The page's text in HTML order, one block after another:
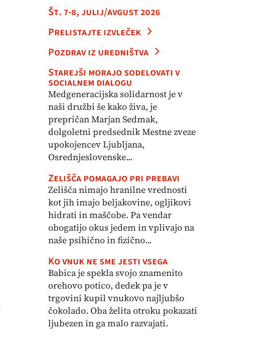
Št. 7-8, julij/avgust 2026
Prelistajte izvleček
Pozdrav iz uredništva
Starejši morajo sodelovati v
socialnem dialogu
Medgeneracijska solidarnost je v
naši družbi še kako živa, je
prepričan Marjan Sedmak,
dolgoletni predsednik Mestne zveze
upokojencev Ljubljana,
Osrednjeslovenske...
Zelišča pomagajo pri prebavi
Zelišča nimajo hranilne vrednosti
kot jih imajo beljakovine, ogljikovi
hidrati in maščobe. Pa vendar
obogatijo okus jedem in vplivajo na
naše psihično in fizično...
Ko vnuk ne sme jesti vsega
Babica je spekla svojo znamenito
orehovo potico, dedek pa je v
trgovini kupil vnukovo najljubšo
čokolado. Oba želita otroku pokazati
ljubezen in ga malo razvajati.